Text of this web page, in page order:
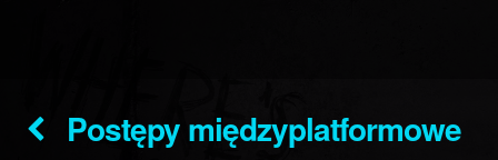
Postępy międzyplatformowe